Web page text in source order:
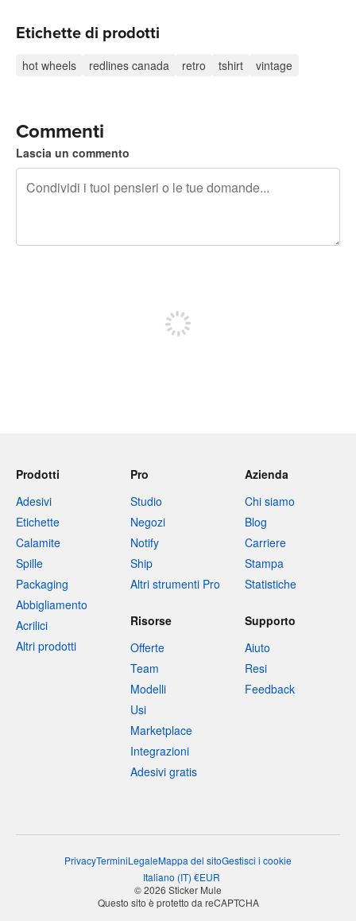
Etichette di prodotti
hot wheels redlines canada retro tshirt vintage
Commenti
Lascia un commento
Prodotti
Adesivi
Etichette
Calamite
Spille
Packaging
Abbigliamento
Acrilici
Altri prodotti
Pro
Studio
Negozi
Notify
Ship
Altri strumenti Pro
Azienda
Chi siamo
Blog
Carriere
Stampa
Statistiche
Risorse
Offerte
Team
Modelli
Usi
Marketplace
Integrazioni
Adesivi gratis
Supporto
Aiuto
Resi
Feedback
PrivacyTerminiLegaleMappa del sitoGestisci i cookie
Italiano (IT) €EUR
© 2026 Sticker Mule
Questo sito è protetto da reCAPTCHA